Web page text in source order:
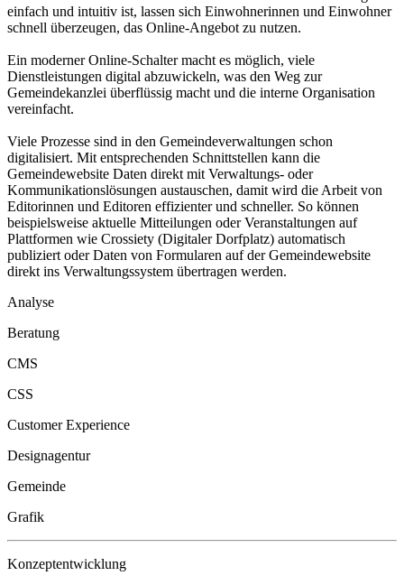
einfach und intuitiv ist, lassen sich Einwohnerinnen und Einwohner
schnell überzeugen, das Online-Angebot zu nutzen.
Ein moderner Online-Schalter macht es möglich, viele
Dienstleistungen digital abzuwickeln, was den Weg zur
Gemeindekanzlei überflüssig macht und die interne Organisation
vereinfacht.
Viele Prozesse sind in den Gemeindeverwaltungen schon
digitalisiert. Mit entsprechenden Schnittstellen kann die
Gemeindewebsite Daten direkt mit Verwaltungs- oder
Kommunikationslösungen austauschen, damit wird die Arbeit von
Editorinnen und Editoren effizienter und schneller. So können
beispielsweise aktuelle Mitteilungen oder Veranstaltungen auf
Plattformen wie Crossiety (Digitaler Dorfplatz) automatisch
publiziert oder Daten von Formularen auf der Gemeindewebsite
direkt ins Verwaltungssystem übertragen werden.
Analyse
Beratung
CMS
CSS
Customer Experience
Designagentur
Gemeinde
Grafik
Konzeptentwicklung